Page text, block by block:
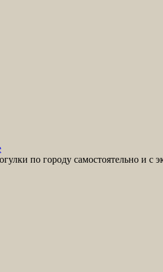
по городу самостоятельно и с